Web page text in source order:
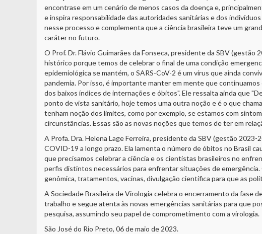
encontrase em um cenário de menos casos da doença e,
e inspira responsabilidade das autoridades sanitárias e dos
nesse processo e complementa que a ciência brasileira teve um
caráter no futuro.
O Prof. Dr. Flávio Guimarães da Fonseca, presidente da SBV
histórico porque temos de celebrar o final de uma condição
epidemiológica se mantém, o SARS-CoV-2 é um vírus que ainda
pandemia. Por isso, é importante manter em mente que
dos baixos índices de internações e óbitos". Ele ressalta ainda que
ponto de vista sanitário, hoje temos uma outra noção e é o que
tenham noção dos limites, como por exemplo, se estamos com
circunstâncias. Essas são as novas noções que temos de ter em
A Profa. Dra. Helena Lage Ferreira, presidente da SBV (gestão
COVID-19 a longo prazo. Ela lamenta o número de óbitos no Brasil
que precisamos celebrar a ciência e os cientistas brasileiros no
perfis distintos necessários para enfrentar situações de
genômica, tratamentos, vacinas, divulgação científica para que as
A Sociedade Brasileira de Virologia celebra o encerramento da fase
trabalho e segue atenta às novas emergências sanitárias para que
pesquisa, assumindo seu papel de comprometimento com a virologia.
São José do Rio Preto, 06 de maio de 2023.